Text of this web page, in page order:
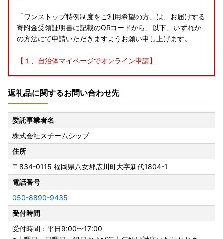
「ワンストップ特例制度をご利用希望の方」は、お届けする
寄附金受領証明書に記載のQRコードから、以下、いずれか
の方法にて申請いただきますようお願い申し上げます。
【１、自治体マイページでオンライン申請】
有効期限が切れている方、マイナンバーカードをお持ちでな
い方もご利用いただけます。
お申込情報をもとに、いつでもお手続き可能です。ぜひご活
用ください。
自治体マイページはこちら↓↓
https://mypg.jp/guest/sign-in/#
【２、申請書データをダウンロードして印刷・郵送】
申請書データをダウンロードし、ご自身で印刷のうえ、必要
書類とあわせて町へお送りください。
『ワンストップ特例申請書用紙の送付先』
〒834-0115
福岡県八女郡広川町大字新代1804-1
返礼品に関するお問い合わせ先
委託事業者名
株式会社スチームシップ
住所
〒834-0115 福岡県八女郡広川町大字新代1804-1
電話番号
050-8890-9435
受付時間
受付時間：平日9:00〜17:00